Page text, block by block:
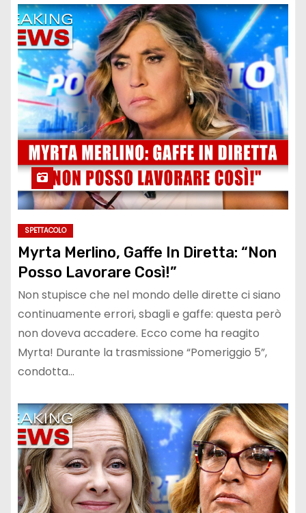
SPETTACOLO
Myrta Merlino, Gaffe In Diretta: “Non
Posso Lavorare Così!”
Non stupisce che nel mondo delle dirette ci siano
continuamente errori, sbagli e gaffe: questa però
non doveva accadere. Ecco come ha reagito
Myrta! Durante la trasmissione “Pomeriggio 5”,
condotta…